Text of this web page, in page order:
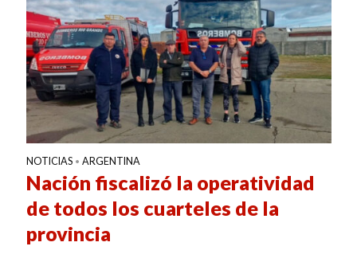
NOTICIAS • ARGENTINA
Nación fiscalizó la operatividad
de todos los cuarteles de la
provincia